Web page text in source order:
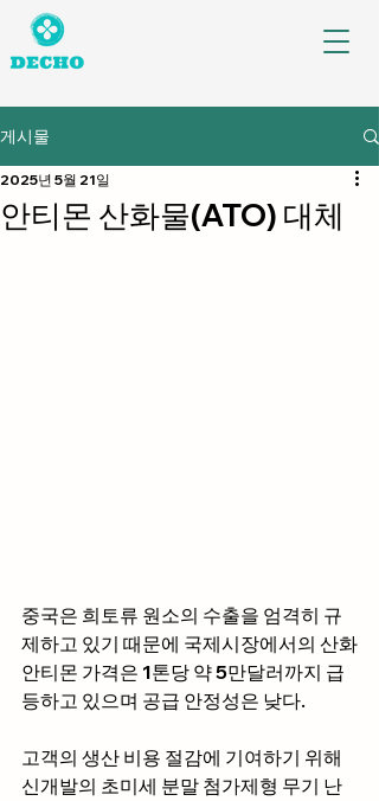
게시물
안티몬 산화물(ATO) 대체
2025년 5월 21일
중국은 희토류 원소의 수출을 엄격히 규
제하고 있기 때문에 국제시장에서의 산화
안티몬 가격은 1톤당 약 5만달러까지 급
등하고 있으며 공급 안정성은 낮다.
고객의 생산 비용 절감에 기여하기 위해
신개발의 초미세 분말 첨가제형 무기 난